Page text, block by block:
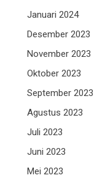
Januari 2024
Desember 2023
November 2023
Oktober 2023
September 2023
Agustus 2023
Juli 2023
Juni 2023
Mei 2023